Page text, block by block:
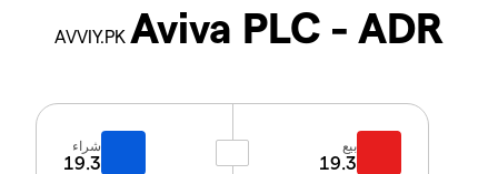
Aviva PLC - ADR
AVVIY.PK
بيع
19.3
شراء
19.3